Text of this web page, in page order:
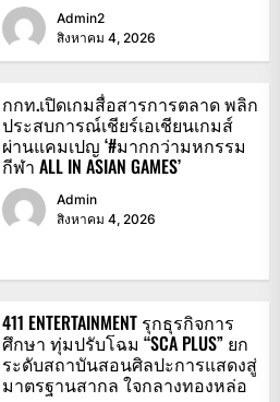
Admin2
สิงหาคม 4, 2026
กกท.เปิดเกมสื่อสารการตลาด พลิก
ประสบการณ์เชียร์เอเชียนเกมส์
ผ่านแคมเปญ ‘#มากกว่ามหกรรม
กีฬา ALL IN ASIAN GAMES’
Admin
สิงหาคม 4, 2026
411 ENTERTAINMENT รุกธุรกิจการ
ศึกษา ทุ่มปรับโฉม “SCA PLUS” ยก
ระดับสถาบันสอนศิลปะการแสดงสู่
มาตรฐานสากล ใจกลางทองหล่อ